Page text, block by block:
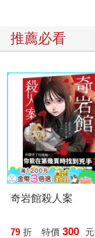
推薦必看
奇岩館殺人案
79 折 特價 300 元